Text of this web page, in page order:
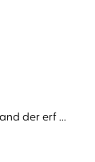
der erf ...